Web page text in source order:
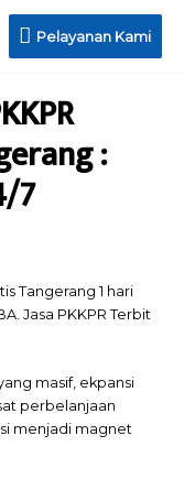
Pelayanan
Pelayanan Kami
:
7
Tangerang 1 hari
Jasa PKKPR Terbit
masif, ekpansi
perbelanjaan
menjadi magnet